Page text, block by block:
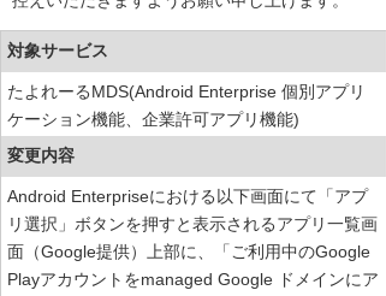
対象サービス
たよれーるMDS(Android Enterprise 個別アプリ
ケーション機能、企業許可アプリ機能)
変更内容
Android Enterpriseにおける以下画面にて「アプ
リ選択」ボタンを押すと表示されるアプリ一覧画
面（Google提供）上部に、「ご利用中のGoogle
Playアカウントをmanaged Google ドメインにア